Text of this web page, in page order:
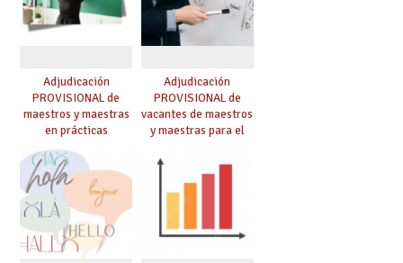
Adjudicación
PROVISIONAL de
maestros y maestras
en prácticas
Adjudicación
PROVISIONAL de
vacantes de maestros
y maestras para el